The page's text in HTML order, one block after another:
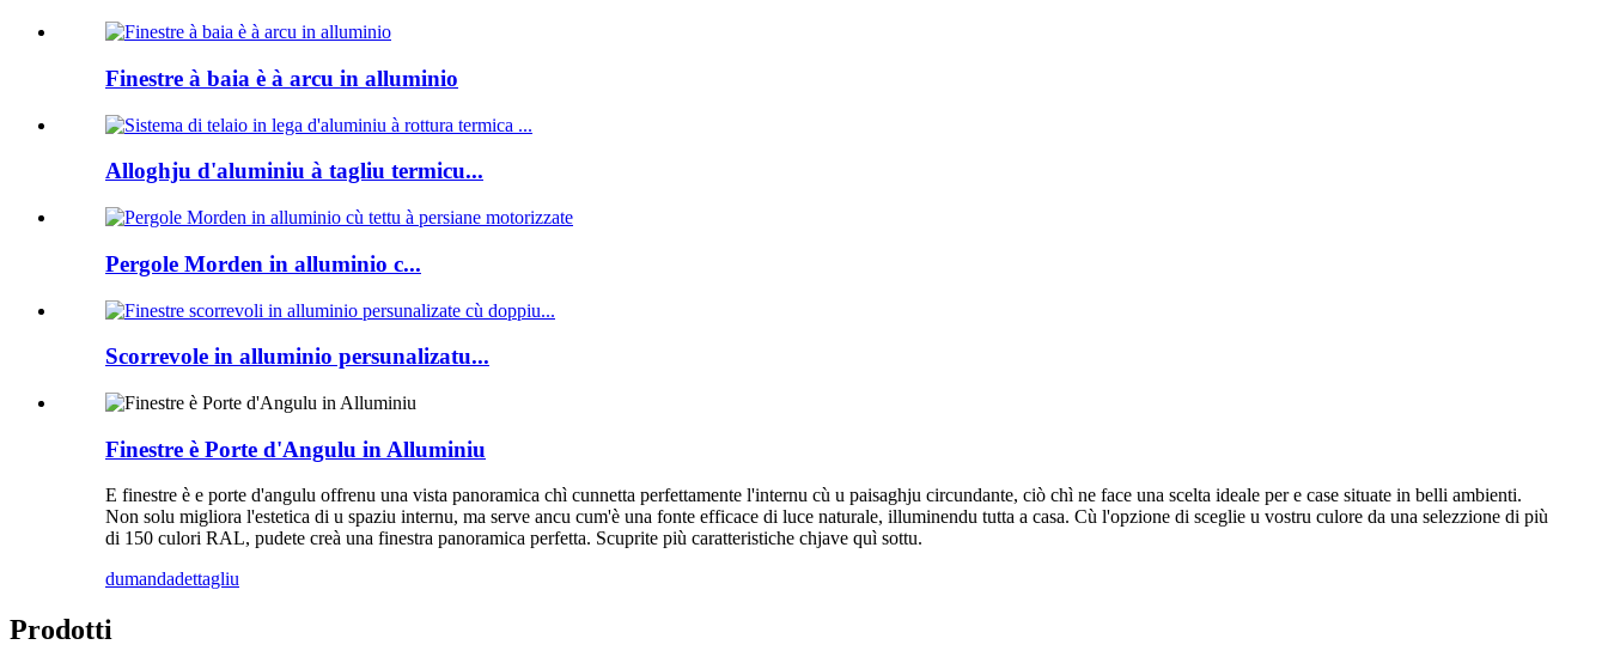
Finestre à baia è à arcu in alluminio
Alloghju d'aluminiu à tagliu termicu...
Pergole Morden in alluminio c...
Scorrevole in alluminio persunalizatu...
Finestre è Porte d'Angulu in Alluminiu
E finestre è e porte d'angulu offrenu una vista panoramica chì cunnetta perfettamente l'internu cù u paisaghju circundante, ciò chì ne face una scelta ideale per e case situate in belli ambienti.
Non solu migliora l'estetica di u spaziu internu, ma serve ancu cum'è una fonte efficace di luce naturale, illuminendu tutta a casa. Cù l'opzione di sceglie u vostru culore da una selezzione di più
di 150 culori RAL, pudete creà una finestra panoramica perfetta. Scuprite più caratteristiche chjave quì sottu.
dumandadettagliu
Prodotti